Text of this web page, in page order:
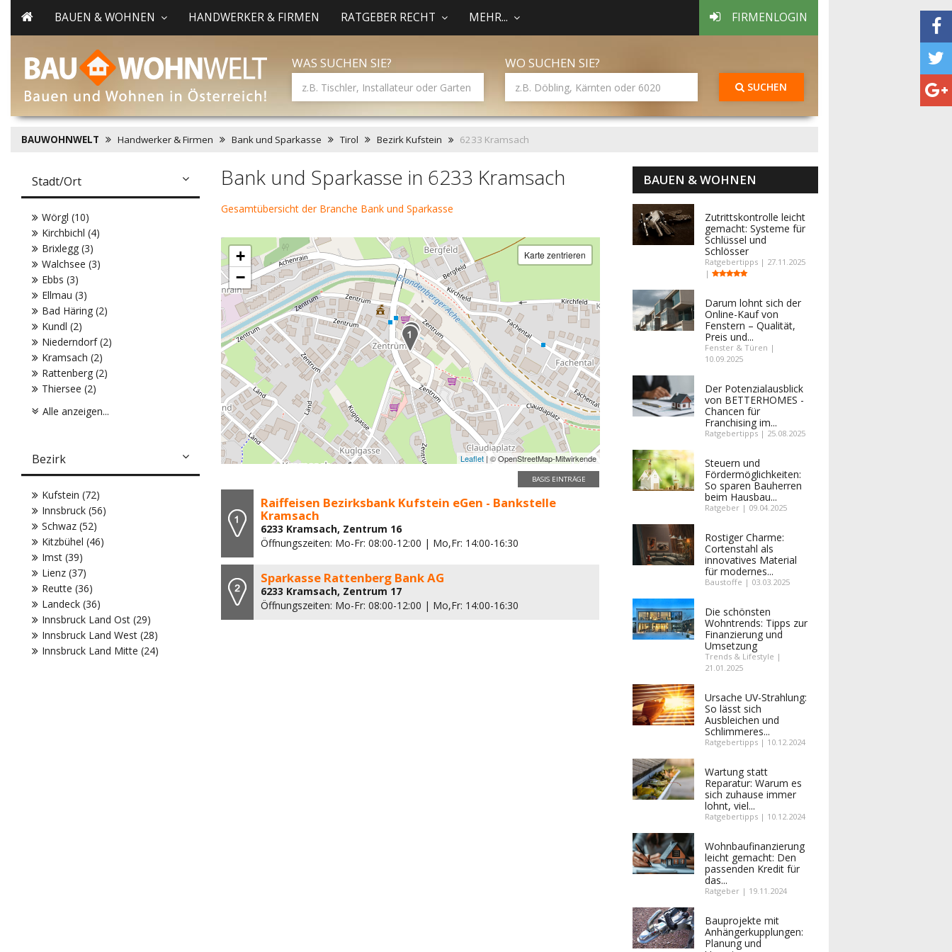
BAUEN & WOHNEN HANDWERKER & FIRMEN RATGEBER RECHT MEHR... FIRMENLOGIN
WAS SUCHEN SIE? WO SUCHEN SIE?
SUCHEN
BAUWOHNWELT Handwerker & Firmen Bank und Sparkasse Tirol Bezirk Kufstein 6233 Kramsach
Bank und Sparkasse in 6233 Kramsach
Gesamtübersicht der Branche Bank und Sparkasse
+
−
Karte zentrieren
Leaflet | © OpenStreetMap-Mitwirkende
BASIS EINTRÄGE
Raiffeisen Bezirksbank Kufstein eGen - Bankstelle
Kramsach
6233 Kramsach, Zentrum 16
Öffnungszeiten: Mo-Fr: 08:00-12:00 | Mo,Fr: 14:00-16:30
Sparkasse Rattenberg Bank AG
6233 Kramsach, Zentrum 17
Öffnungszeiten: Mo-Fr: 08:00-12:00 | Mo,Fr: 14:00-16:30
Stadt/Ort
Wörgl (10)
Kirchbichl (4)
Brixlegg (3)
Walchsee (3)
Ebbs (3)
Ellmau (3)
Bad Häring (2)
Kundl (2)
Niederndorf (2)
Kramsach (2)
Rattenberg (2)
Thiersee (2)
Alle anzeigen...
Bezirk
Kufstein (72)
Innsbruck (56)
Schwaz (52)
Kitzbühel (46)
Imst (39)
Lienz (37)
Reutte (36)
Landeck (36)
Innsbruck Land Ost (29)
Innsbruck Land West (28)
Innsbruck Land Mitte (24)
BAUEN & WOHNEN
Zutrittskontrolle leicht
gemacht: Systeme für
Schlüssel und
Schlösser
Ratgebertipps | 27.11.2025
|
Darum lohnt sich der
Online-Kauf von
Fenstern – Qualität,
Preis und...
Fenster & Türen |
10.09.2025
Der Potenzialausblick
von BETTERHOMES -
Chancen für
Franchising im...
Ratgebertipps | 25.08.2025
Steuern und
Fördermöglichkeiten:
So sparen Bauherren
beim Hausbau...
Ratgeber | 09.04.2025
Rostiger Charme:
Cortenstahl als
innovatives Material
für modernes...
Baustoffe | 03.03.2025
Die schönsten
Wohntrends: Tipps zur
Finanzierung und
Umsetzung
Trends & Lifestyle |
21.01.2025
Ursache UV-Strahlung:
So lässt sich
Ausbleichen und
Schlimmeres...
Ratgebertipps | 10.12.2024
Wartung statt
Reparatur: Warum es
sich zuhause immer
lohnt, viel...
Ratgebertipps | 10.12.2024
Wohnbaufinanzierung
leicht gemacht: Den
passenden Kredit für
das...
Ratgeber | 19.11.2024
Bauprojekte mit
Anhängerkupplungen:
Planung und